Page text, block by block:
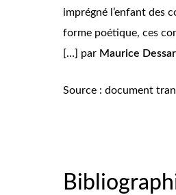
imprégné l’enfant des
forme poétique, ces
[…] par Maurice
Source : document